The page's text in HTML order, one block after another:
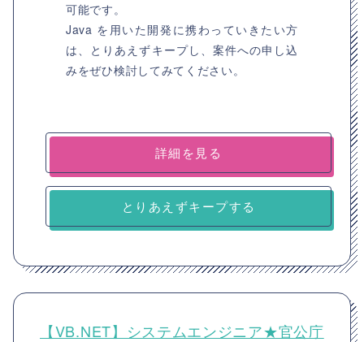
可能です。
Java を用いた開発に携わっていきたい方
は、とりあえずキープし、案件への申し込
みをぜひ検討してみてください。
詳細を見る
とりあえずキープする
【VB.NET】システムエンジニア★官公庁